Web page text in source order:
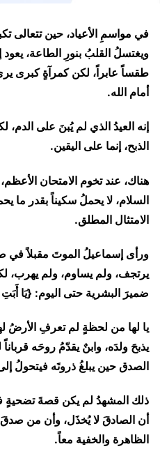
في مواسمِ الأعياد، حين تتعالى
ويغتسلُ القلبُ بنورِ الطاعة، يعود
طقساً عابراً، لكن كمرآةٍ كبرى
أمام الله.
إنه العيدُ الذي لم يُبنَ على
الذبح، إنما على اليقين.
هناك، عند تخوم الامتحان
السلام، لا يحملُ سكيناً بقدر ما
الامتثال المطلق.
ورأى إسماعيلُ الموتَ مقبلاً في
يرتجف، ولم يساوم، ولم يهرب،
ضميرَ البشرية حتى اليوم: {يَا
يا لها من لحظةٍ لم تعرفِ الأرضُ
يذبحَ ولدَه، وابنٌ يقدّمُ روحَه
الصدق حين يبلغُ ذروتَه فيتحولُ
ذلك المشهدُ لم يكن قصةَ تضحيةٍ
أن الصادقَ لا يُخذَل، وأن من صدقَ
الظاهرة والخفية معاً.